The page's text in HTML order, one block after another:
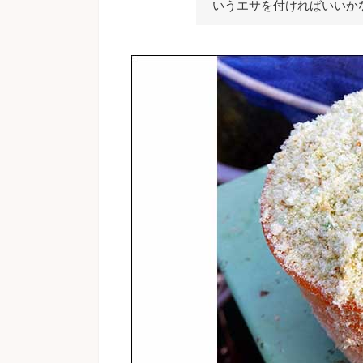
いうエサを付ければいいか